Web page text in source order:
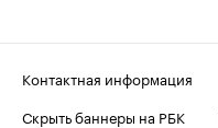
Контактная информация
Скрыть баннеры на РБК